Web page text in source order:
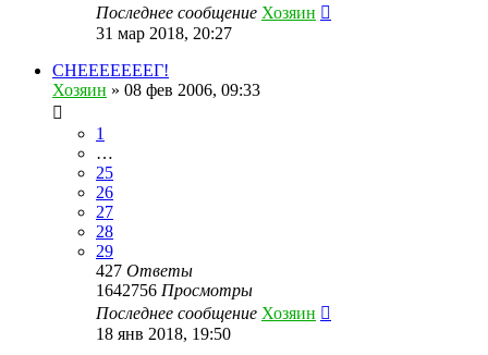
Последнее сообщение Хозяин
31 мар 2018, 20:27
СНЕЕЕЕЕЕЕГ!
Хозяин » 08 фев 2006, 09:33
1
…
25
26
27
28
29
427 Ответы
1642756 Просмотры
Последнее сообщение Хозяин
18 янв 2018, 19:50